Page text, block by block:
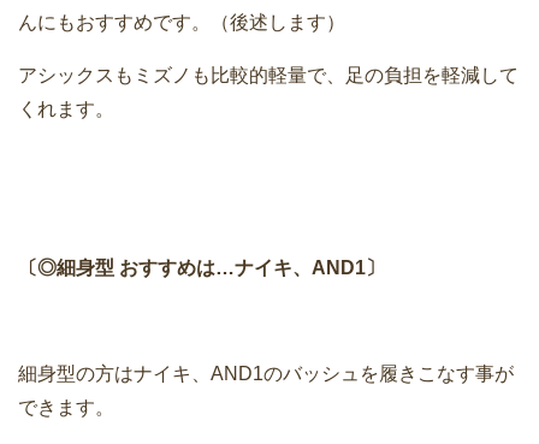
んにもおすすめです。（後述します）
アシックスもミズノも比較的軽量で、足の負担を軽減して
くれます。
〔◎細身型 おすすめは…ナイキ、AND1〕
細身型の方はナイキ、AND1のバッシュを履きこなす事が
できます。